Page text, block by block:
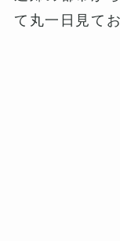
て丸一日見て